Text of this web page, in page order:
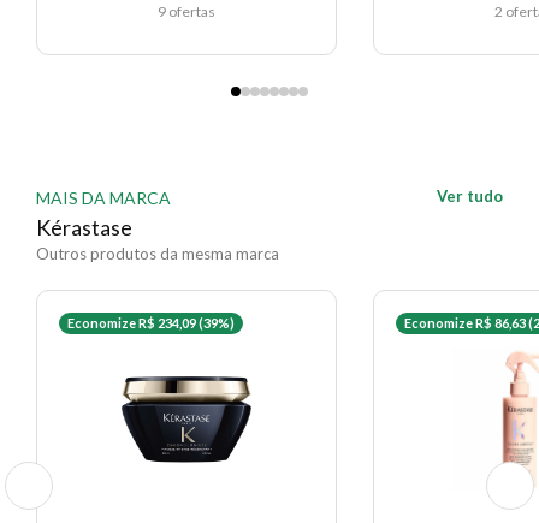
9 ofertas 2
MAIS DA MARCA
Kérastase
Outros produtos da mesma marca
Ver tudo
Economize R$ 234,09 (39%) Economize R$ 86,63